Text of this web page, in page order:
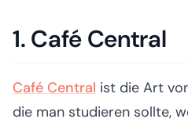
1. Café Central
Café Central ist die Art
die man studieren sollte,